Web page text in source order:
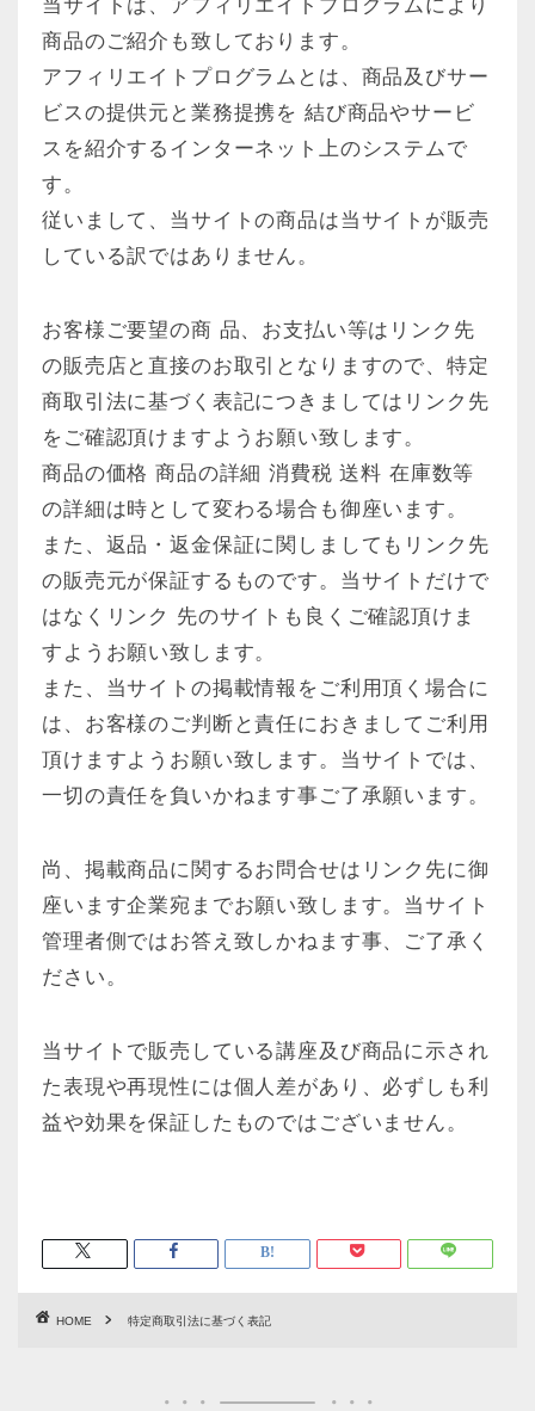
当サイトは、アフィリエイトプログラムにより
商品のご紹介も致しております。
アフィリエイトプログラムとは、商品及びサー
ビスの提供元と業務提携を 結び商品やサービ
スを紹介するインターネット上のシステムで
す。
従いまして、当サイトの商品は当サイトが販売
している訳ではありません。
お客様ご要望の商 品、お支払い等はリンク先
の販売店と直接のお取引となりますので、特定
商取引法に基づく表記につきましてはリンク先
をご確認頂けますようお願い致します。
商品の価格 商品の詳細 消費税 送料 在庫数等
の詳細は時として変わる場合も御座います。
また、返品・返金保証に関しましてもリンク先
の販売元が保証するものです。当サイトだけで
はなくリンク 先のサイトも良くご確認頂けま
すようお願い致します。
また、当サイトの掲載情報をご利用頂く場合に
は、お客様のご判断と責任におきましてご利用
頂けますようお願い致します。当サイトでは、
一切の責任を負いかねます事ご了承願います。
尚、掲載商品に関するお問合せはリンク先に御
座います企業宛までお願い致します。当サイト
管理者側ではお答え致しかねます事、ご了承く
ださい。
当サイトで販売している講座及び商品に示され
た表現や再現性には個人差があり、必ずしも利
益や効果を保証したものではございません。
HOME 特定商取引法に基づく表記